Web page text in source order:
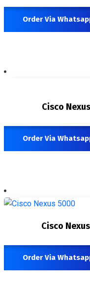
Order Via
Cisco
Order Via
Cisco
Order Via